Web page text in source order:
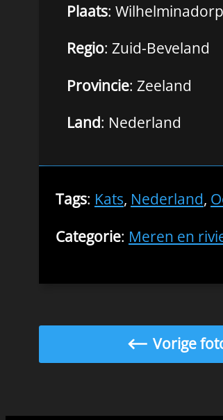
Plaats: Wilhelminadorp
Regio: Zuid-Beveland
Provincie: Zeeland
Land: Nederland
Tags: Kats, Nederland,
Categorie: Meren en
Vorige